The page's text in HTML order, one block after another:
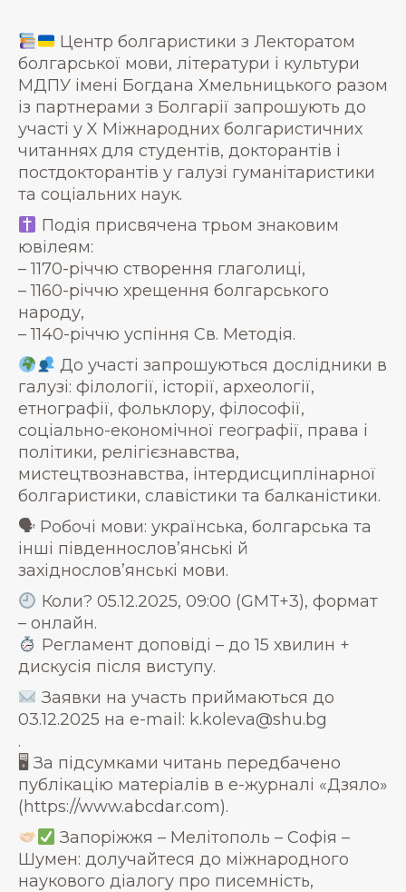
Центр болгаристики з Лекторатом
болгарської мови, літератури і культури
МДПУ імені Богдана Хмельницького разом
із партнерами з Болгарії запрошують до
участі у X Міжнародних болгаристичних
читаннях для студентів, докторантів і
постдокторантів у галузі гуманітаристики
та соціальних наук.
Подія присвячена трьом знаковим
ювілеям:
– 1170-річчю створення глаголиці,
– 1160-річчю хрещення болгарського
народу,
– 1140-річчю успіння Св. Методія.
До участі запрошуються дослідники в
галузі: філології, історії, археології,
етнографії, фольклору, філософії,
соціально-економічної географії, права і
політики, релігієзнавства,
мистецтвознавства, інтердисциплінарної
болгаристики, славістики та балканістики.
🗣 Робочі мови: українська, болгарська та
інші південнослов’янські й
західнослов’янські мови.
Коли? 05.12.2025, 09:00 (GMT+3), формат
– онлайн.
Регламент доповіді – до 15 хвилин +
дискусія після виступу.
Заявки на участь приймаються до
03.12.2025 на e-mail: k.koleva@shu.bg
.
🖥 За підсумками читань передбачено
публікацію матеріалів в е-журналі «Дзяло»
(https://www.abcdar.com).
Запоріжжя – Мелітополь – Софія –
Шумен: долучайтеся до міжнародного
наукового діалогу про писемність,